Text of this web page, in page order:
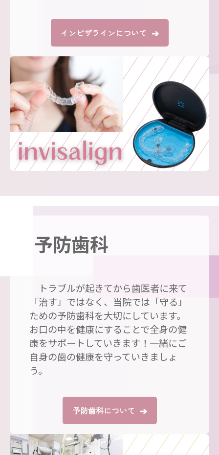
インビザラインについて ➔
予防歯科
トラブルが起きてから歯医者に来て
「治す」ではなく、当院では「守る」
ための予防歯科を大切にしています。
お口の中を健康にすることで全身の健
康をサポートしていきます！一緒にご
自身の歯の健康を守っていきましょ
う。
予防歯科について ➔